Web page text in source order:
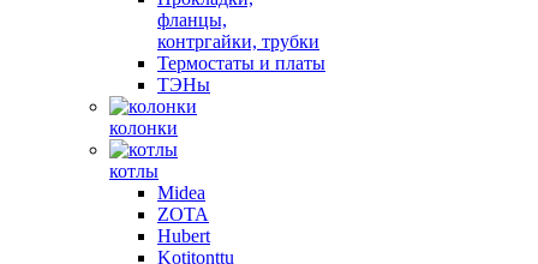
фланцы,
контргайки, трубки
Термостаты и платы
ТЭНы
колонки
котлы
Midea
ZOTA
Hubert
Kotitonttu